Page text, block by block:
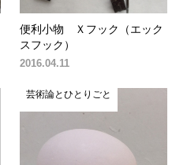
便利小物 Ｘフック（エック
スフック）
2016.04.11
芸術論とひとりごと